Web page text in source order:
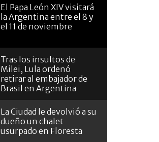
El Papa León XIV visitará
la Argentina entre el 8 y
el 11 de noviembre
Tras los insultos de
Milei, Lula ordenó
retirar al embajador de
Brasil en Argentina
La Ciudad le devolvió a su
dueño un chalet
usurpado en Floresta